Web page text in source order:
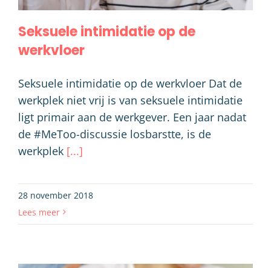
Seksuele intimidatie op de
werkvloer
Seksuele intimidatie op de werkvloer Dat de
werkplek niet vrij is van seksuele intimidatie
ligt primair aan de werkgever. Een jaar nadat
de #MeToo-discussie losbarstte, is de
werkplek [...]
28 november 2018
Lees meer